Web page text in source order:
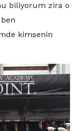
biliyorum zira o
kimsenin